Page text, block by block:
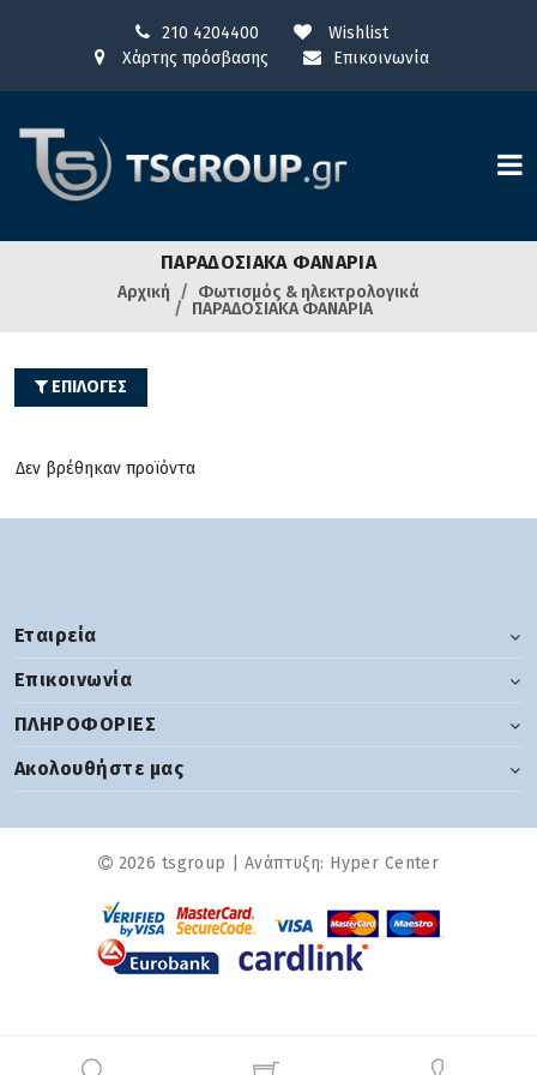
210 4204400
Wishlist
Χάρτης πρόσβασης
Επικοινωνία
ΠΑΡΑΔΟΣΙΑΚΑ ΦΑΝΑΡΙΑ
Αρχική
Φωτισμός & ηλεκτρολογικά
ΠΑΡΑΔΟΣΙΑΚΑ ΦΑΝΑΡΙΑ
ΕΠΙΛΟΓΕΣ
Δεν βρέθηκαν προϊόντα
Εταιρεία
Επικοινωνία
ΠΛΗΡΟΦΟΡΙΕΣ
Ακολουθήστε μας
2026 tsgroup | Ανάπτυξη: Hyper Center